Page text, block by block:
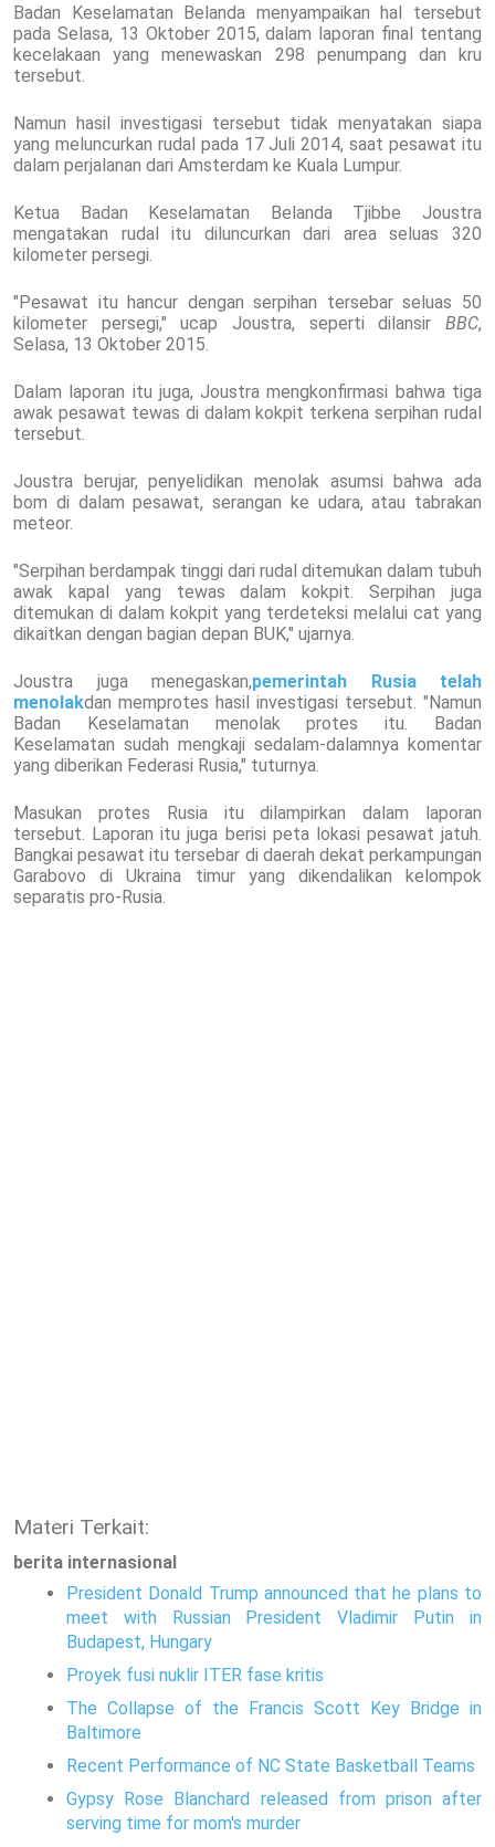
Badan Keselamatan Belanda menyampaikan hal tersebut
pada Selasa, 13 Oktober 2015, dalam laporan final tentang
kecelakaan yang menewaskan 298 penumpang dan kru
tersebut.
Namun hasil investigasi tersebut tidak menyatakan siapa
yang meluncurkan rudal pada 17 Juli 2014, saat pesawat itu
dalam perjalanan dari Amsterdam ke Kuala Lumpur.
Ketua Badan Keselamatan Belanda Tjibbe Joustra
mengatakan rudal itu diluncurkan dari area seluas 320
kilometer persegi.
"Pesawat itu hancur dengan serpihan tersebar seluas 50
kilometer persegi," ucap Joustra, seperti dilansir BBC,
Selasa, 13 Oktober 2015.
Dalam laporan itu juga, Joustra mengkonfirmasi bahwa tiga
awak pesawat tewas di dalam kokpit terkena serpihan rudal
tersebut.
Joustra berujar, penyelidikan menolak asumsi bahwa ada
bom di dalam pesawat, serangan ke udara, atau tabrakan
meteor.
"Serpihan berdampak tinggi dari rudal ditemukan dalam tubuh
awak kapal yang tewas dalam kokpit. Serpihan juga
ditemukan di dalam kokpit yang terdeteksi melalui cat yang
dikaitkan dengan bagian depan BUK," ujarnya.
Joustra juga menegaskan,pemerintah Rusia telah
menolakdan memprotes hasil investigasi tersebut. "Namun
Badan Keselamatan menolak protes itu. Badan
Keselamatan sudah mengkaji sedalam-dalamnya komentar
yang diberikan Federasi Rusia," tuturnya.
Masukan protes Rusia itu dilampirkan dalam laporan
tersebut. Laporan itu juga berisi peta lokasi pesawat jatuh.
Bangkai pesawat itu tersebar di daerah dekat perkampungan
Garabovo di Ukraina timur yang dikendalikan kelompok
separatis pro-Rusia.
Materi Terkait:
berita internasional
President Donald Trump announced that he plans to
meet with Russian President Vladimir Putin in
Budapest, Hungary
Proyek fusi nuklir ITER fase kritis
The Collapse of the Francis Scott Key Bridge in
Baltimore
Recent Performance of NC State Basketball Teams
Gypsy Rose Blanchard released from prison after
serving time for mom's murder